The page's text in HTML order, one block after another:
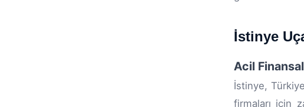
İstinye
Acil
İstinye,
firmaları için